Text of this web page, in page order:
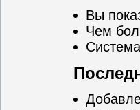
Вы
Чем